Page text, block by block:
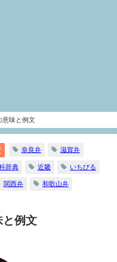
意味と例文
奈良弁 滋賀弁
辞典 近畿 いちびる
関西弁 和歌山弁
と例文